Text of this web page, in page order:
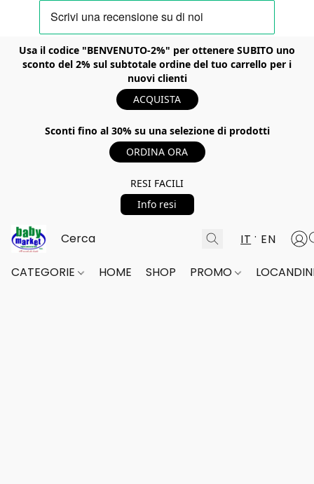
Usa il codice "BENVENUTO-2%" per ottenere SUBITO uno
sconto del 2% sul subtotale ordine del tuo carrello per i
nuovi clienti
ACQUISTA
Sconti fino al 30% su una selezione di prodotti
ORDINA ORA
RESI FACILI
Info resi
IT EN
CATEGORIE HOME SHOP PROMO